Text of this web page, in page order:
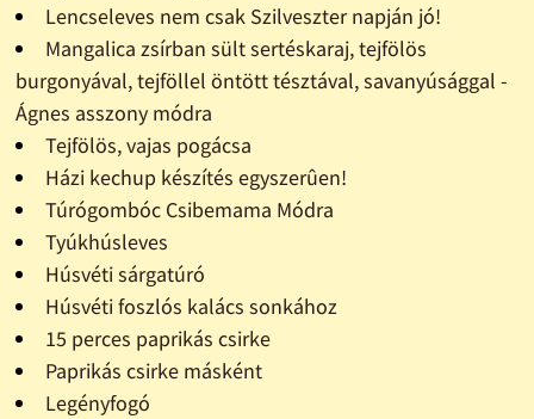
Lencseleves nem csak Szilveszter napján jó!
Mangalica zsírban sült sertéskaraj, tejfölös
burgonyával, tejföllel öntött tésztával, savanyúsággal -
Ágnes asszony módra
Tejfölös, vajas pogácsa
Házi kechup készítés egyszerûen!
Túrógombóc Csibemama Módra
Tyúkhúsleves
Húsvéti sárgatúró
Húsvéti foszlós kalács sonkához
15 perces paprikás csirke
Paprikás csirke másként
Legényfogó